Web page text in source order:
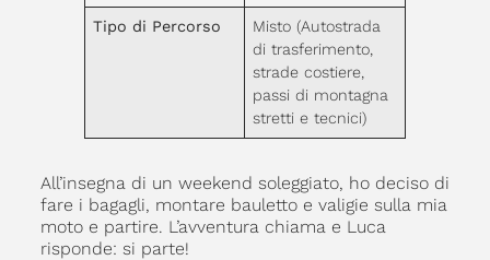
Tipo di Percorso
Misto (Autostrada
di trasferimento,
strade costiere,
passi di montagna
stretti e tecnici)
All’insegna di un weekend soleggiato, ho deciso di
fare i bagagli, montare bauletto e valigie sulla mia
moto e partire. L’avventura chiama e Luca
risponde: si parte!